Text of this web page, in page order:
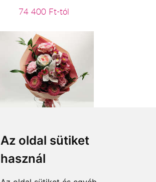
Az oldal sütiket
használ
74 400 Ft-tól
Boldog névnapot
19 600 Ft-tól